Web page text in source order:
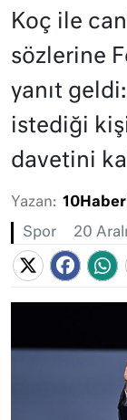
Koç ile
sözlerine
yanıt
istediği
davetini
Yazan:
Spor 20